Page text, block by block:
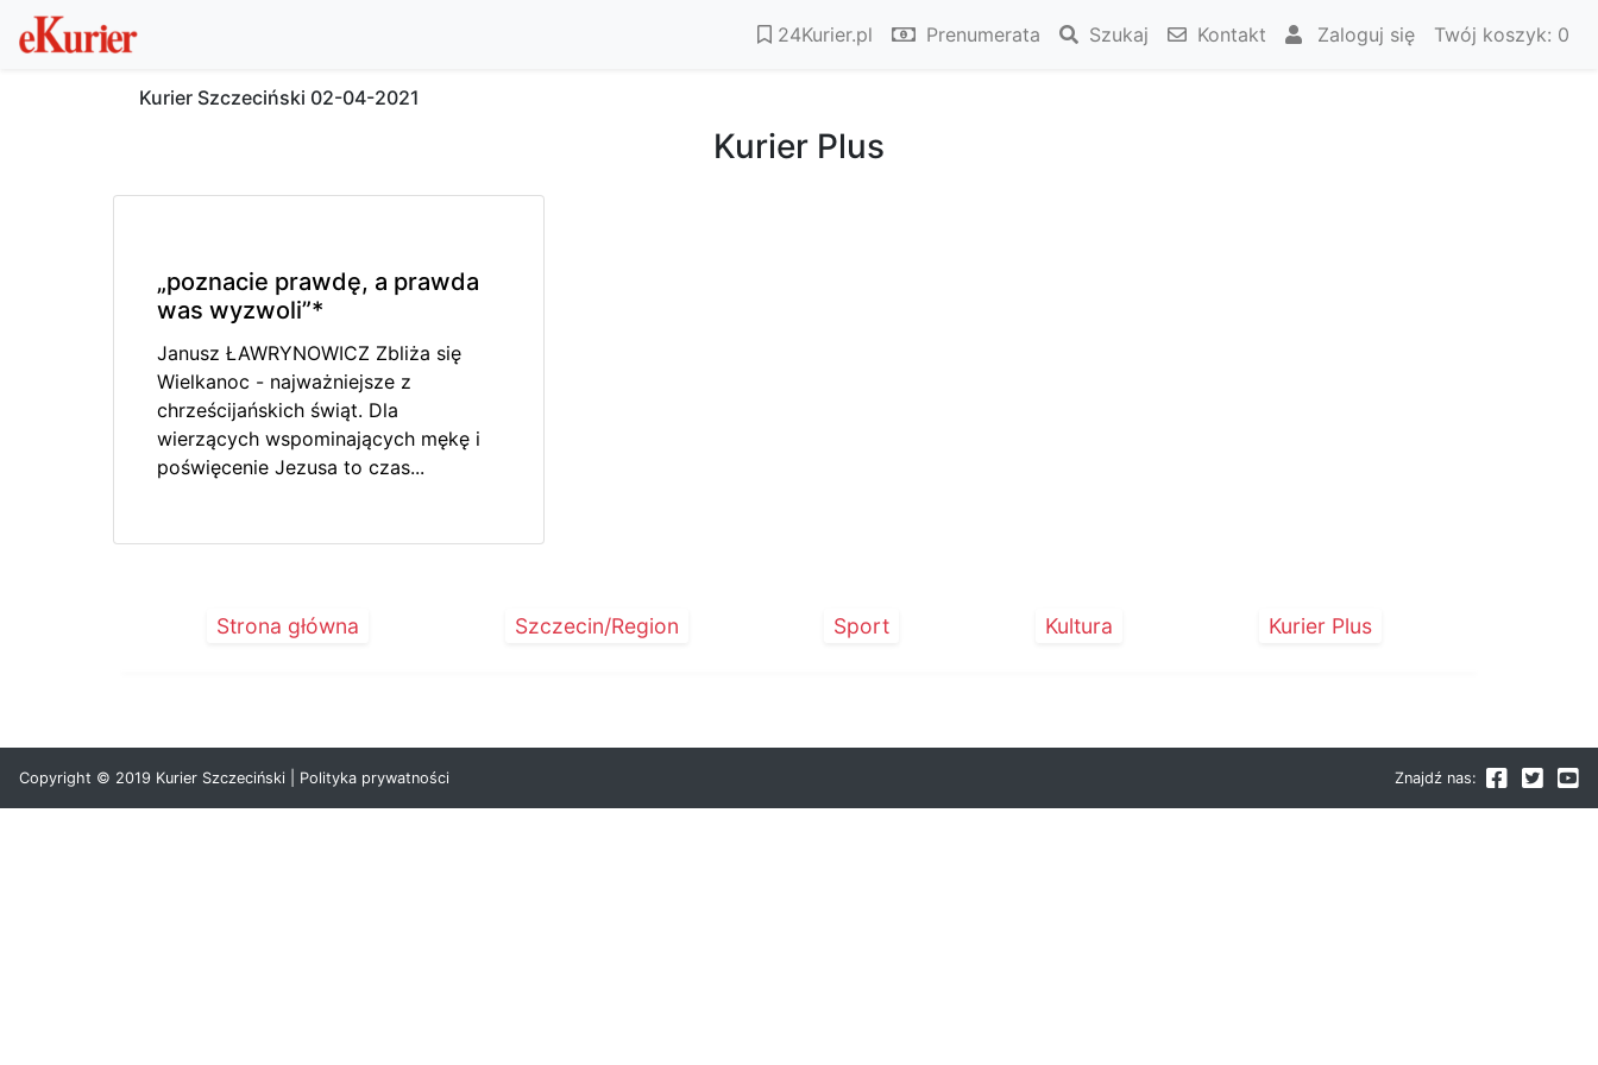
24Kurier.pl Prenumerata Szukaj Kontakt Zaloguj się Twój koszyk: 0
Kurier Szczeciński 02-04-2021
Kurier Plus
„poznacie prawdę, a prawda
was wyzwoli”*
Janusz ŁAWRYNOWICZ Zbliża się
Wielkanoc - najważniejsze z
chrześcijańskich świąt. Dla
wierzących wspominających mękę i
poświęcenie Jezusa to czas...
Strona główna Szczecin/Region Sport Kultura Kurier Plus
Copyright © 2019 Kurier Szczeciński | Polityka prywatności Znajdź nas: